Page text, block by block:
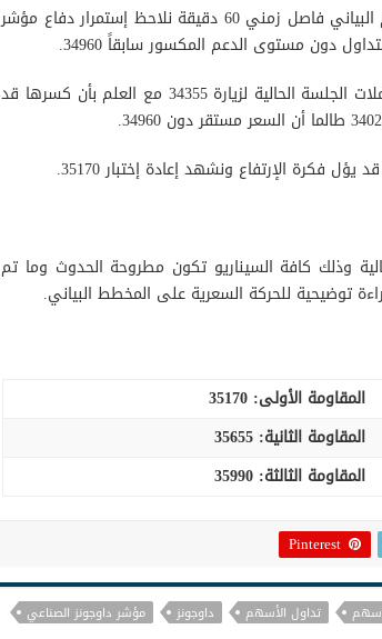
على الجانب الفني اليوم ومع تدقيق النظر على الرسم البياني فاصل زمني 60 دقيقة نلاحظ إستمرار دفاع مؤشر
دون مستوى الدعم المكسور سابقاً 34960.
قد يكون السيناريو الهابط هو الأكثر تفضيلاً خلال تعاملات الجلسة الحالية لزيارة 34355 مع العلم بأن كسرها قد
وذلك كافة السيناريو تكون مطروحة الحدوث وما تم
توضيحية للحركة السعرية على المخطط البياني.
المقاومة الأولى: 35170
المقاومة الثانية: 35655
المقاومة الثالثة: 35990
Pinterest
تداول الأسهم داوجونز مؤشر داوجونز الصناعي